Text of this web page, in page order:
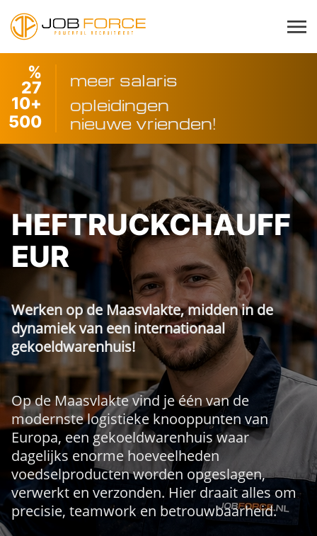
%
27
meer salaris
+
10
opleidingen
500
nieuwe vrienden!
HEFTRUCKCHAUFF
EUR
Werken op de Maasvlakte, midden in de
dynamiek van een internationaal
gekoeldwarenhuis!
Op de Maasvlakte vind je één van de
modernste logistieke knooppunten van
Europa, een gekoeldwarenhuis waar
dagelijks enorme hoeveelheden
voedselproducten worden opgeslagen,
verwerkt en verzonden. Hier draait alles om
precisie, teamwork en betrouwbaarheid.